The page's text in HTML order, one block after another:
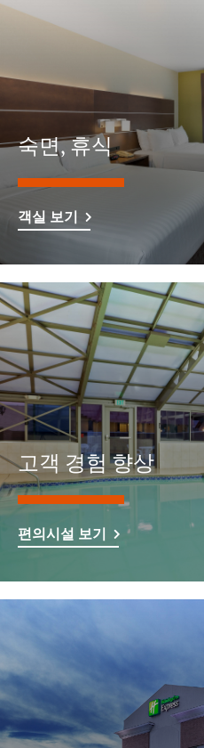
숙면, 휴식
객실 보기
고객 경험 향상
편의시설 보기